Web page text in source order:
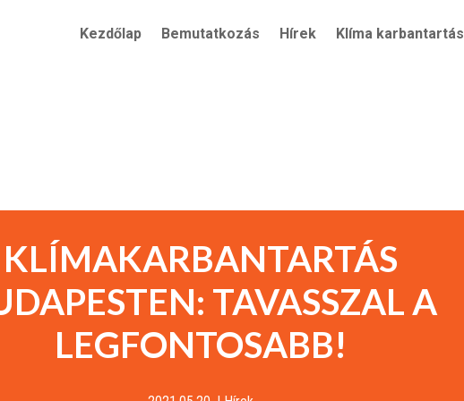
Kezdőlap Bemutatkozás Hírek Klíma karbantartás
KLÍMAKARBANTARTÁS
TAVASSZAL A
LEGFONTOSABB!